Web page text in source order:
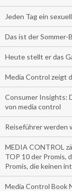
Jeden Tag ein
Das ist der
Heute stellt er das
Media Control zeigt
Consumer Insights:
von media control
Reiseführer werden
MEDIA CONTROL
TOP 10 der Promis,
Promis, die keinen
Media Control Book